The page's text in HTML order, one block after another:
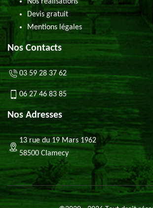
Devis gratuit
Mentions légales
Nos Contacts
03 59 28 37 62
06 27 46 83 85
Nos Adresses
13 rue du 19 Mars 1962
58500 Clamecy